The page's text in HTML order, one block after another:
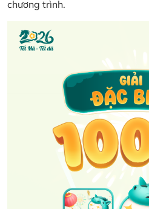
chương trình.